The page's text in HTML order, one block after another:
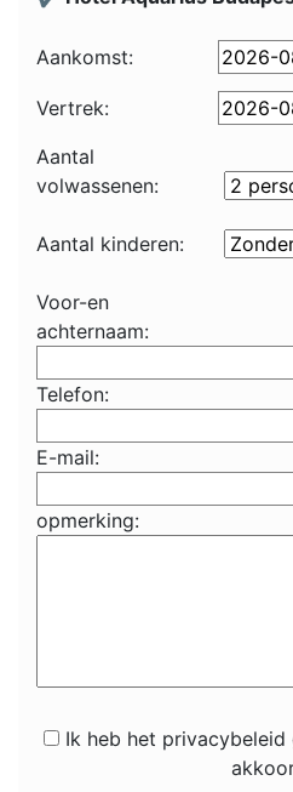
Aankomst:
Vertrek:
Aantal
volwassenen:
Aantal kinderen:
Voor-en
achternaam:
Telefon:
E-mail:
opmerking:
Ik heb het privacybeleid